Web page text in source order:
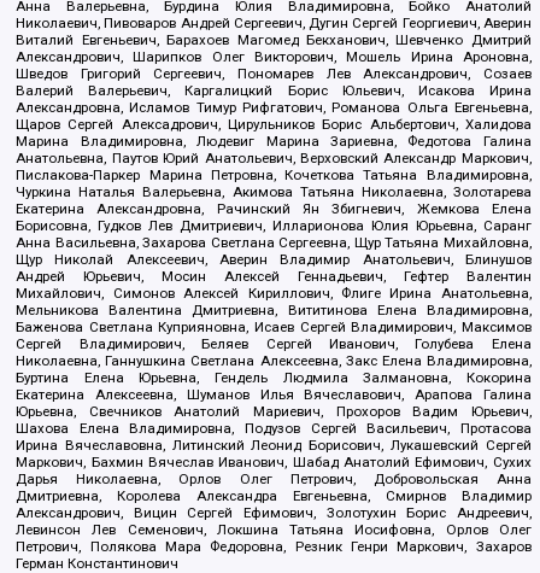
Анна Валерьевна, Бурдина Юлия Владимировна, Бойко Анатолий
Николаевич, Пивоваров Андрей Сергеевич, Дугин Сергей Георгиевич, Аверин
Виталий Евгеньевич, Барахоев Магомед Бекханович, Шевченко Дмитрий
Александрович, Шарипков Олег Викторович, Мошель Ирина Ароновна,
Шведов Григорий Сергеевич, Пономарев Лев Александрович, Созаев
Валерий Валерьевич, Каргалицкий Борис Юльевич, Исакова Ирина
Александровна, Исламов Тимур Рифгатович, Романова Ольга Евгеньевна,
Щаров Сергей Алексадрович, Цирульников Борис Альбертович, Халидова
Марина Владимировна, Людевиг Марина Зариевна, Федотова Галина
Анатольевна, Паутов Юрий Анатольевич, Верховский Александр Маркович,
Пислакова-Паркер Марина Петровна, Кочеткова Татьяна Владимировна,
Чуркина Наталья Валерьевна, Акимова Татьяна Николаевна, Золотарева
Екатерина Александровна, Рачинский Ян Збигневич, Жемкова Елена
Борисовна, Гудков Лев Дмитриевич, Илларионова Юлия Юрьевна, Саранг
Анна Васильевна, Захарова Светлана Сергеевна, Щур Татьяна Михайловна,
Щур Николай Алексеевич, Аверин Владимир Анатольевич, Блинушов
Андрей Юрьевич, Мосин Алексей Геннадьевич, Гефтер Валентин
Михайлович, Симонов Алексей Кириллович, Флиге Ирина Анатольевна,
Мельникова Валентина Дмитриевна, Вититинова Елена Владимировна,
Баженова Светлана Куприяновна, Исаев Сергей Владимирович, Максимов
Сергей Владимирович, Беляев Сергей Иванович, Голубева Елена
Николаевна, Ганнушкина Светлана Алексеевна, Закс Елена Владимировна,
Буртина Елена Юрьевна, Гендель Людмила Залмановна, Кокорина
Екатерина Алексеевна, Шуманов Илья Вячеславович, Арапова Галина
Юрьевна, Свечников Анатолий Мариевич, Прохоров Вадим Юрьевич,
Шахова Елена Владимировна, Подузов Сергей Васильевич, Протасова
Ирина Вячеславовна, Литинский Леонид Борисович, Лукашевский Сергей
Маркович, Бахмин Вячеслав Иванович, Шабад Анатолий Ефимович, Сухих
Дарья Николаевна, Орлов Олег Петрович, Добровольская Анна
Дмитриевна, Королева Александра Евгеньевна, Смирнов Владимир
Александрович, Вицин Сергей Ефимович, Золотухин Борис Андреевич,
Левинсон Лев Семенович, Локшина Татьяна Иосифовна, Орлов Олег
Петрович, Полякова Мара Федоровна, Резник Генри Маркович, Захаров
Герман Константинович